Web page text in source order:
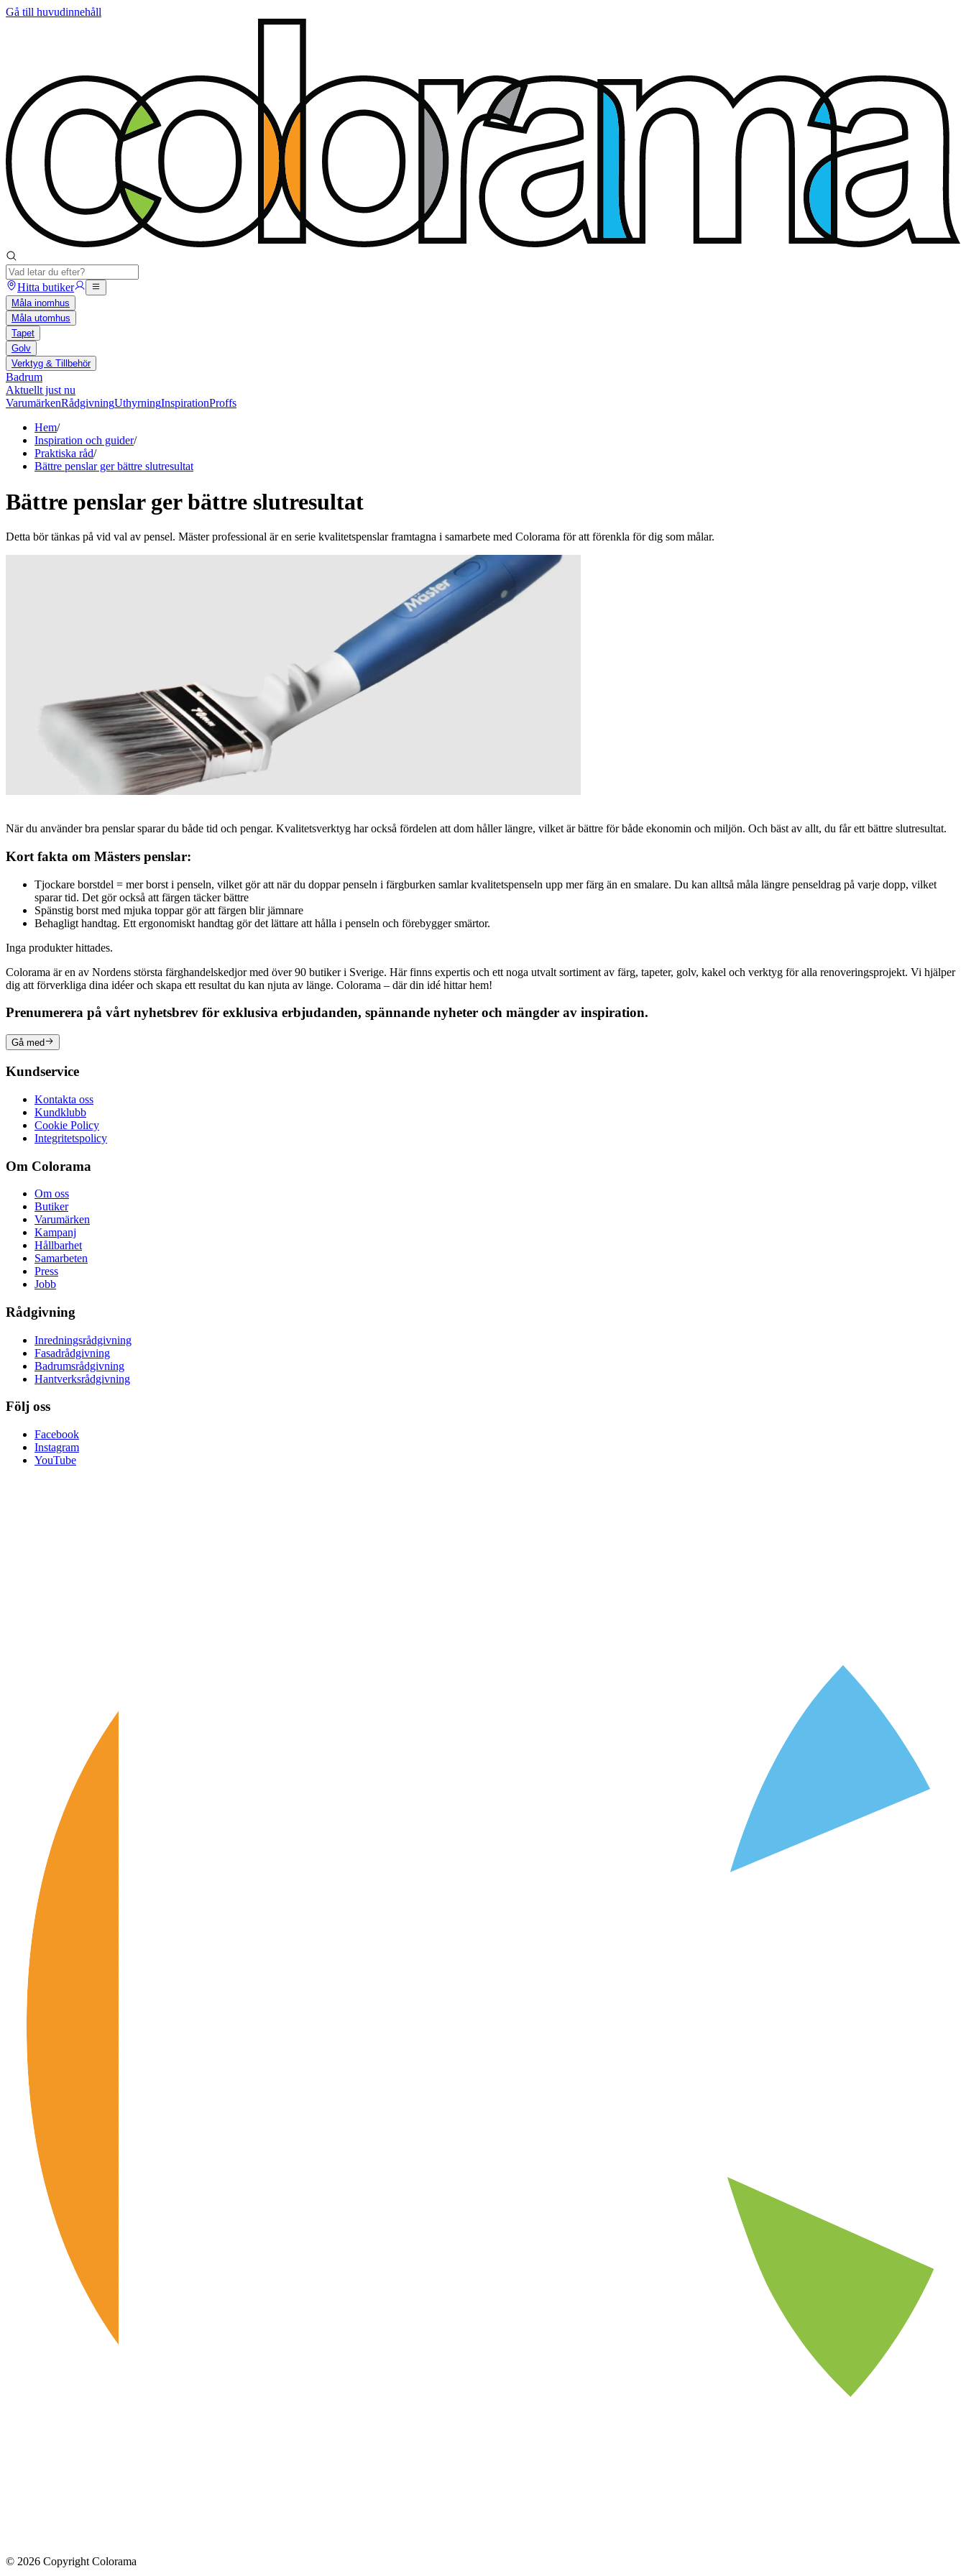
Gå till huvudinnehåll
Hitta butiker
Måla inomhus
Måla utomhus
Tapet
Golv
Verktyg & Tillbehör
Badrum
Aktuellt just nu
VarumärkenRådgivningUthyrningInspirationProffs
Hem/
Inspiration och guider/
Praktiska råd/
Bättre penslar ger bättre slutresultat
Bättre penslar ger bättre slutresultat
Detta bör tänkas på vid val av pensel. Mäster professional är en serie kvalitetspenslar framtagna i samarbete med Colorama för att förenkla för dig som målar.
När du använder bra penslar sparar du både tid och pengar. Kvalitetsverktyg har också fördelen att dom håller längre, vilket är bättre för både ekonomin och miljön. Och bäst av allt, du får ett bättre slutresultat.
Kort fakta om Mästers penslar:
Tjockare borstdel = mer borst i penseln, vilket gör att när du doppar penseln i färgburken samlar kvalitetspenseln upp mer färg än en smalare. Du kan alltså måla längre penseldrag på varje dopp, vilket
sparar tid. Det gör också att färgen täcker bättre
Spänstig borst med mjuka toppar gör att färgen blir jämnare
Behagligt handtag. Ett ergonomiskt handtag gör det lättare att hålla i penseln och förebygger smärtor.
Inga produkter hittades.
Colorama är en av Nordens största färghandelskedjor med över 90 butiker i Sverige. Här finns expertis och ett noga utvalt sortiment av färg, tapeter, golv, kakel och verktyg för alla renoveringsprojekt. Vi hjälper
dig att förverkliga dina idéer och skapa ett resultat du kan njuta av länge. Colorama – där din idé hittar hem!
Prenumerera på vårt nyhetsbrev för exklusiva erbjudanden, spännande nyheter och mängder av inspiration.
Gå med
Kundservice
Kontakta oss
Kundklubb
Cookie Policy
Integritetspolicy
Om Colorama
Om oss
Butiker
Varumärken
Kampanj
Hållbarhet
Samarbeten
Press
Jobb
Rådgivning
Inredningsrådgivning
Fasadrådgivning
Badrumsrådgivning
Hantverksrådgivning
Följ oss
Facebook
Instagram
YouTube
© 2026 Copyright Colorama